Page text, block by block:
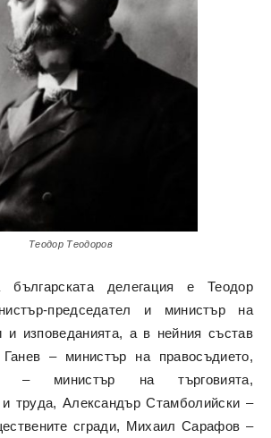
Теодор Теодоров
българската делегация е Теодор
председател и министър на
и изповеданията, а в нейния състав
– министър на правосъдието,
– министър на търговията,
труда, Александър Стамболийски –
сгради, Михаил Сарафов –